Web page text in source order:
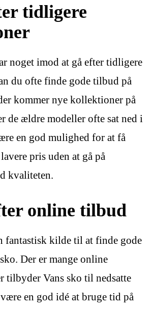
tidligere
noget imod at gå efter tidligere
du ofte finde gode tilbud på
kommer nye kollektioner på
de ældre modeller ofte sat ned i
en god mulighed for at få
pris uden at gå på
kvaliteten.
online tilbud
fantastisk kilde til at finde gode
Der er mange online
tilbyder Vans sko til nedsatte
en god idé at bruge tid på